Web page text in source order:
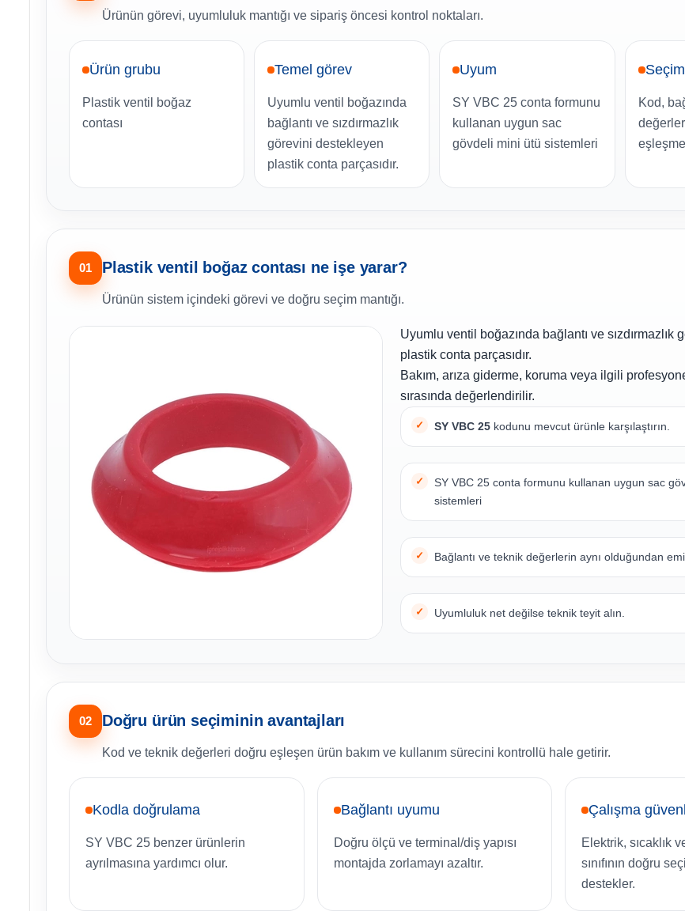
Ürünün görevi, uyumluluk mantığı ve sipariş öncesi kontrol noktaları.
Ürün grubu
Plastik ventil boğaz
contası
Temel görev
Uyumlu ventil boğazında
bağlantı ve sızdırmazlık
görevini destekleyen
plastik conta parçasıdır.
Uyum
SY VBC 25 conta formunu
kullanan uygun sac
gövdeli mini ütü sistemleri
Kod,
01 Plastik ventil boğaz contası ne işe yarar?
Ürünün sistem içindeki görevi ve doğru seçim mantığı.
Uyumlu ventil boğazında bağlantı ve sızdırmazlık
plastik conta parçasıdır.
Bakım, arıza giderme, koruma veya ilgili
sırasında değerlendirilir.
SY VBC 25 kodunu mevcut ürünle karşılaştırın.
SY VBC 25 conta formunu kullanan uygun sac
sistemleri
Bağlantı ve teknik değerlerin aynı olduğundan
Uyumluluk net değilse teknik teyit alın.
02 Doğru ürün seçiminin avantajları
Kod ve teknik değerleri doğru eşleşen ürün bakım ve kullanım sürecini kontrollü hale getirir.
Kodla doğrulama
SY VBC 25 benzer ürünlerin
ayrılmasına yardımcı olur.
Bağlantı uyumu
Doğru ölçü ve terminal/diş yapısı
montajda zorlamayı azaltır.
Çalışma
Elektrik, sıcaklık
sınıfının doğru
destekler.